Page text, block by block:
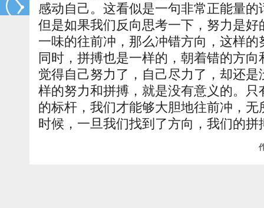
感动自己。这看似是一句非常正能量
但是如果我们反向思考一下，努力是
一味的往前冲，那么冲错方向，这样
同时，拼搏也是一样的，朝着错的方
觉得自己努力了，自己尽力了，却还
样的努力和拼搏，就是没有意义的。
的标杆，我们才能够大胆地往前冲，
时候，一旦我们找到了方向，我们的拼